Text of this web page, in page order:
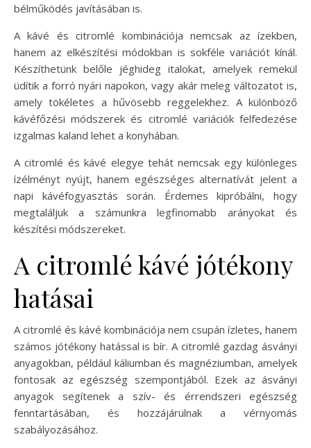
bélműködés javításában is.
A kávé és citromlé kombinációja nemcsak az ízekben,
hanem az elkészítési módokban is sokféle variációt kínál.
Készíthetünk belőle jéghideg italokat, amelyek remekül
üdítik a forró nyári napokon, vagy akár meleg változatot is,
amely tökéletes a hűvösebb reggelekhez. A különböző
kávéfőzési módszerek és citromlé variációk felfedezése
izgalmas kaland lehet a konyhában.
A citromlé és kávé elegye tehát nemcsak egy különleges
ízélményt nyújt, hanem egészséges alternatívát jelent a
napi kávéfogyasztás során. Érdemes kipróbálni, hogy
megtaláljuk a számunkra legfinomabb arányokat és
készítési módszereket.
A citromlé kávé jótékony
hatásai
A citromlé és kávé kombinációja nem csupán ízletes, hanem
számos jótékony hatással is bír. A citromlé gazdag ásványi
anyagokban, például káliumban és magnéziumban, amelyek
fontosak az egészség szempontjából. Ezek az ásványi
anyagok segítenek a szív- és érrendszeri egészség
fenntartásában, és hozzájárulnak a vérnyomás
szabályozásához.